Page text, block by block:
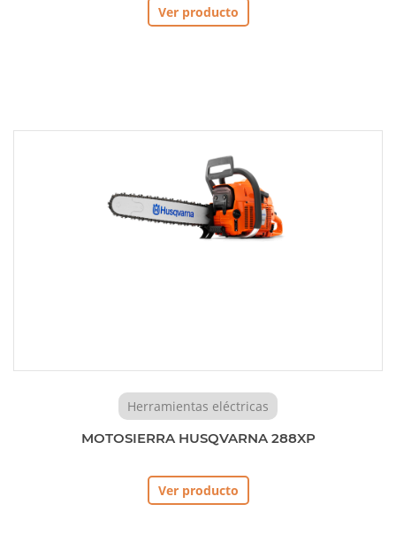
Ver producto
Herramientas eléctricas
MOTOSIERRA HUSQVARNA 288XP
Ver producto